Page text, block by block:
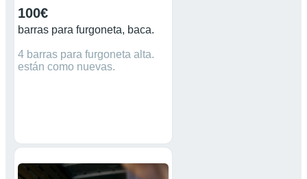
100€
barras para furgoneta, baca.
4 barras para furgoneta alta.
están como nuevas.